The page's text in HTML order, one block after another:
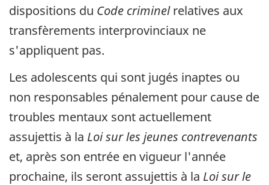
dispositions du Code criminelrelatives aux
transfèrements interprovinciaux ne
s'appliquent pas.
Les adolescents qui sont jugés inaptes ou
non responsables pénalement pour cause de
troubles mentaux sont actuellement
assujettis à la Loi sur les jeunes contrevenants
et, après son entrée en vigueur l'année
prochaine, ils seront assujettis à la Loi sur le